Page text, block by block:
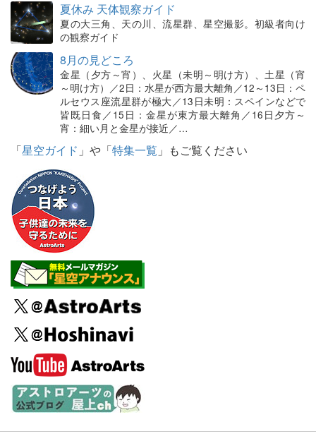
夏休み 天体観察ガイド
夏の大三角、天の川、流星群、星空撮影。初級者向け
の観察ガイド
8月の見どころ
金星（夕方～宵）、火星（未明～明け方）、土星（宵
～明け方）／2日：水星が西方最大離角／12～13日：ペ
ルセウス座流星群が極大／13日未明：スペインなどで
皆既日食／15日：金星が東方最大離角／16日夕方～
宵：細い月と金星が接近／…
「星空ガイド 」や「特集一覧 」もご覧ください